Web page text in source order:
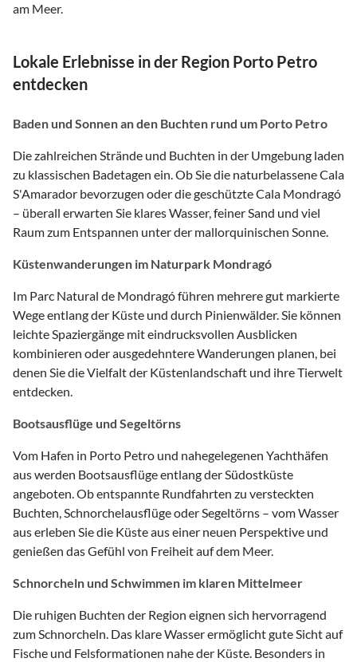
am Meer.
Lokale Erlebnisse in der Region Porto Petro
entdecken
Baden und Sonnen an den Buchten rund um Porto Petro
Die zahlreichen Strände und Buchten in der Umgebung laden
zu klassischen Badetagen ein. Ob Sie die naturbelassene Cala
S'Amarador bevorzugen oder die geschützte Cala Mondragó
– überall erwarten Sie klares Wasser, feiner Sand und viel
Raum zum Entspannen unter der mallorquinischen Sonne.
Küstenwanderungen im Naturpark Mondragó
Im Parc Natural de Mondragó führen mehrere gut markierte
Wege entlang der Küste und durch Pinienwälder. Sie können
leichte Spaziergänge mit eindrucksvollen Ausblicken
kombinieren oder ausgedehntere Wanderungen planen, bei
denen Sie die Vielfalt der Küstenlandschaft und ihre Tierwelt
entdecken.
Bootsausflüge und Segeltörns
Vom Hafen in Porto Petro und nahegelegenen Yachthäfen
aus werden Bootsausflüge entlang der Südostküste
angeboten. Ob entspannte Rundfahrten zu versteckten
Buchten, Schnorchelausflüge oder Segeltörns – vom Wasser
aus erleben Sie die Küste aus einer neuen Perspektive und
genießen das Gefühl von Freiheit auf dem Meer.
Schnorcheln und Schwimmen im klaren Mittelmeer
Die ruhigen Buchten der Region eignen sich hervorragend
zum Schnorcheln. Das klare Wasser ermöglicht gute Sicht auf
Fische und Felsformationen nahe der Küste. Besonders in